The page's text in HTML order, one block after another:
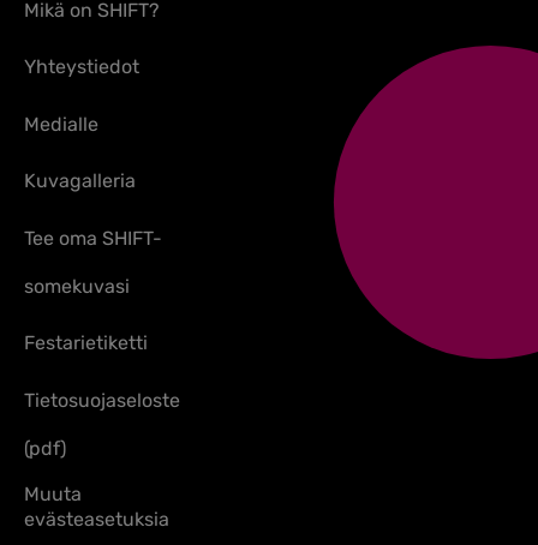
Mikä on SHIFT?
Yhteystiedot
Medialle
Kuvagalleria
Tee oma SHIFT-
somekuvasi
Festarietiketti
Tietosuojaseloste
(pdf)
Muuta
evästeasetuksia